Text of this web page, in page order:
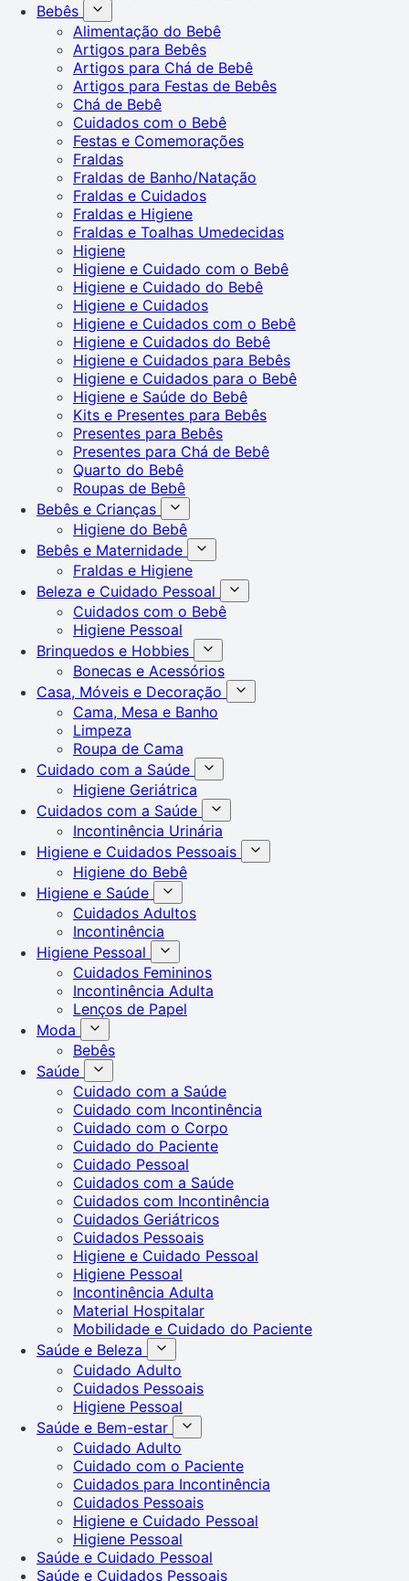
Bebês
Alimentação do Bebê
Artigos para Bebês
Artigos para Chá de Bebê
Artigos para Festas de Bebês
Chá de Bebê
Cuidados com o Bebê
Festas e Comemorações
Fraldas
Fraldas de Banho/Natação
Fraldas e Cuidados
Fraldas e Higiene
Fraldas e Toalhas Umedecidas
Higiene
Higiene e Cuidado com o Bebê
Higiene e Cuidado do Bebê
Higiene e Cuidados
Higiene e Cuidados com o Bebê
Higiene e Cuidados do Bebê
Higiene e Cuidados para Bebês
Higiene e Cuidados para o Bebê
Higiene e Saúde do Bebê
Kits e Presentes para Bebês
Presentes para Bebês
Presentes para Chá de Bebê
Quarto do Bebê
Roupas de Bebê
Bebês e Crianças
Higiene do Bebê
Bebês e Maternidade
Fraldas e Higiene
Beleza e Cuidado Pessoal
Cuidados com o Bebê
Higiene Pessoal
Brinquedos e Hobbies
Bonecas e Acessórios
Casa, Móveis e Decoração
Cama, Mesa e Banho
Limpeza
Roupa de Cama
Cuidado com a Saúde
Higiene Geriátrica
Cuidados com a Saúde
Incontinência Urinária
Higiene e Cuidados Pessoais
Higiene do Bebê
Higiene e Saúde
Cuidados Adultos
Incontinência
Higiene Pessoal
Cuidados Femininos
Incontinência Adulta
Lenços de Papel
Moda
Bebês
Saúde
Cuidado com a Saúde
Cuidado com Incontinência
Cuidado com o Corpo
Cuidado do Paciente
Cuidado Pessoal
Cuidados com a Saúde
Cuidados com Incontinência
Cuidados Geriátricos
Cuidados Pessoais
Higiene e Cuidado Pessoal
Higiene Pessoal
Incontinência Adulta
Material Hospitalar
Mobilidade e Cuidado do Paciente
Saúde e Beleza
Cuidado Adulto
Cuidados Pessoais
Higiene Pessoal
Saúde e Bem-estar
Cuidado Adulto
Cuidado com o Paciente
Cuidados para Incontinência
Cuidados Pessoais
Higiene e Cuidado Pessoal
Higiene Pessoal
Saúde e Cuidado Pessoal
Saúde e Cuidados Pessoais